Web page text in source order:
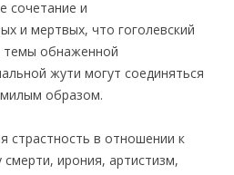
сочетание и
и мертвых, что гоголевский
темы обнаженной
жути могут соединяться
образом.
страстность в отношении к
ирония, артистизм,